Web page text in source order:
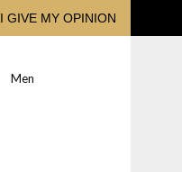
I GIVE MY OPINION
Men